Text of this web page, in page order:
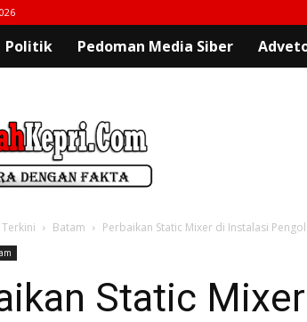
Politik Pedoman Media Siber
Batam Perbaikan Static Mixer di Instalasi
Static